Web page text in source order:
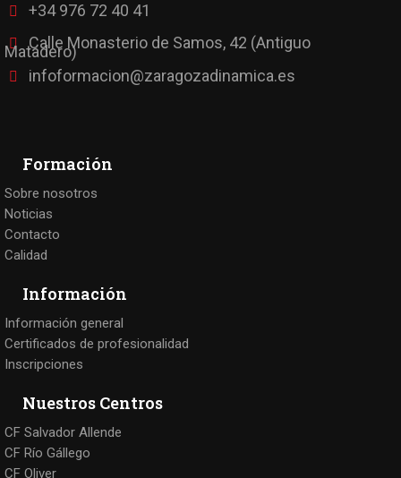
+34 976 72 40 41
Calle Monasterio de Samos, 42 (Antiguo
Matadero)
infoformacion@zaragozadinamica.es
Formación
Sobre nosotros
Noticias
Contacto
Calidad
Información
Información general
Certificados de profesionalidad
Inscripciones
Nuestros Centros
CF Salvador Allende
CF Río Gállego
CF Oliver